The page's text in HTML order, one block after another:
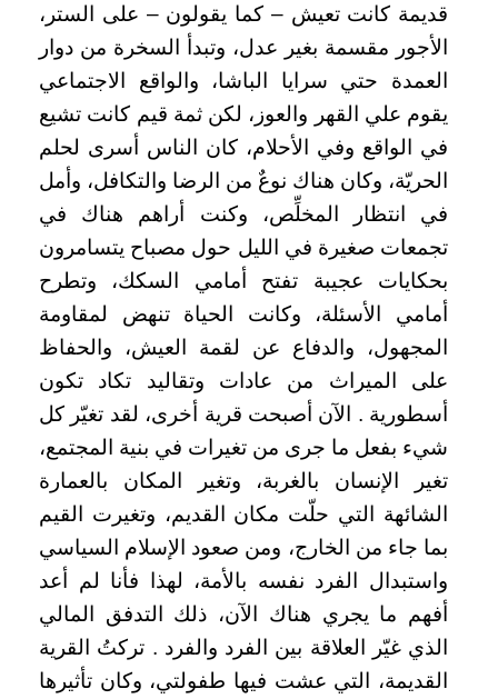
قديمة كانت تعيش – كما يقولون – على الستر،
الأجور مقسمة بغير عدل، وتبدأ السخرة من دوار
العمدة حتي سرايا الباشا، والواقع الاجتماعي
يقوم علي القهر والعوز، لكن ثمة قيم كانت تشيع
في الواقع وفي الأحلام، كان الناس أسرى لحلم
الحريّة، وكان هناك نوعٌ من الرضا والتكافل، وأمل
في انتظار المخلِّص، وكنت أراهم هناك في
تجمعات صغيرة في الليل حول مصباح يتسامرون
بحكايات عجيبة تفتح أمامي السكك، وتطرح
أمامي الأسئلة، وكانت الحياة تنهض لمقاومة
المجهول، والدفاع عن لقمة العيش، والحفاظ
على الميراث من عادات وتقاليد تكاد تكون
أسطورية .
الآن أصبحت قرية أخرى، لقد تغيّر كل
شيء بفعل ما جرى من تغيرات في بنية المجتمع،
تغير الإنسان بالغربة، وتغير المكان بالعمارة
الشائهة التي حلّت مكان القديم، وتغيرت القيم
بما جاء من الخارج، ومن صعود الإسلام السياسي
واستبدال الفرد نفسه بالأمة، لهذا فأنا لم أعد
أفهم ما يجري هناك الآن، ذلك التدفق المالي
الذي غيّر العلاقة بين الفرد والفرد . تركتُ القرية
القديمة، التي عشت فيها طفولتي، وكان تأثيرها